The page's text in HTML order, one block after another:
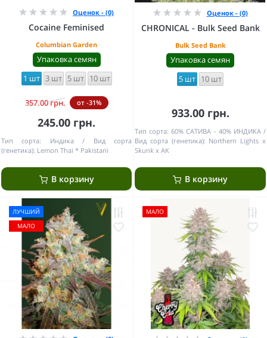
Оценок - (0)
Cocaine Feminised
Columbian Garden
Упаковка семян
1 шт 3 шт 5 шт 10 шт
357.00 грн. от -31%
245.00 грн.
Тип сорта: Индика
Вид сорта
(генетика): Lemon Thai * Pakistani
В корзину
Оценок - (0)
CHRONICAL - Bulk Seed Bank
Bulk Seed Bank
Упаковка семян
5 шт 10 шт
933.00 грн.
Тип сорта: 60% САТИВА - 40% ИНДИКА
Вид сорта (генетика): Northern Lights x
Skunk x AK
В корзину
ЛУЧШИЙ
МАЛО
МАЛО